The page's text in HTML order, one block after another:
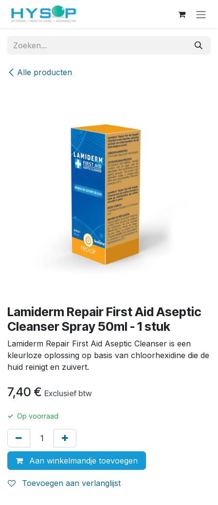
Overslaan naar inhoud
Alle producten
Lamiderm Repair First Aid Aseptic
Cleanser Spray 50ml - 1 stuk
Lamiderm Repair First Aid Aseptic Cleanser is een
kleurloze oplossing op basis van chloorhexidine die de
huid reinigt en zuivert.
7,40 € Exclusief btw
✓ Op voorraad
Aan winkelmandje toevoegen
Toevoegen aan verlanglijst